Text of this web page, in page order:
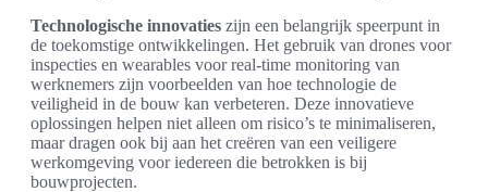
Technologische innovaties zijn een belangrijk speerpunt in
de toekomstige ontwikkelingen. Het gebruik van drones voor
inspecties en wearables voor real-time monitoring van
werknemers zijn voorbeelden van hoe technologie de
veiligheid in de bouw kan verbeteren. Deze innovatieve
oplossingen helpen niet alleen om risico’s te minimaliseren,
maar dragen ook bij aan het creëren van een veiligere
werkomgeving voor iedereen die betrokken is bij
bouwprojecten.